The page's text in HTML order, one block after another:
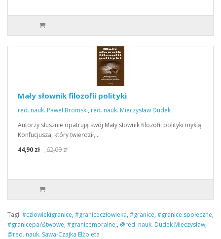
Mały słownik filozofii polityki
red. nauk. Paweł Bromski, red. nauk. Mieczysław Dudek
Autorzy słusznie opatrują swój Mały słownik filozofii polityki myślą
Konfucjusza, który twierdził,…
44,90 zł
62,60 zł
Tagi: #człowiekigranice, #graniceczłowieka, #granice, #granice społeczne,
#granicepańśtwowe, #granicemoralne;, @red. nauk. Dudek Mieczysław,
@red. nauk. Sawa-Czajka Elżbieta